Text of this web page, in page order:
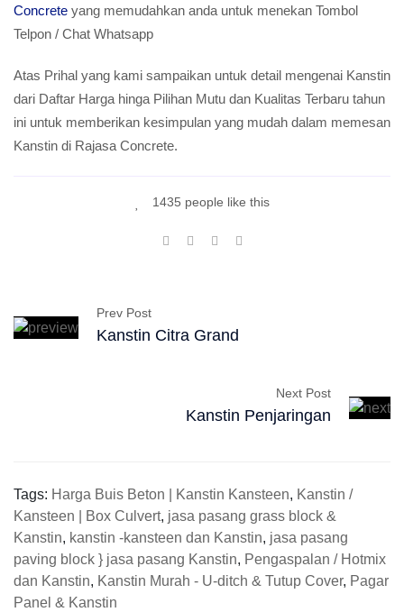
Concrete yang memudahkan anda untuk menekan Tombol
Telpon / Chat Whatsapp
Atas Prihal yang kami sampaikan untuk detail mengenai Kanstin
dari Daftar Harga hinga Pilihan Mutu dan Kualitas Terbaru tahun
ini untuk memberikan kesimpulan yang mudah dalam memesan
Kanstin di Rajasa Concrete.
1435 people like this
Prev Post
Kanstin Citra Grand
Next Post
Kanstin Penjaringan
Tags: Harga Buis Beton | Kanstin Kansteen, Kanstin /
Kansteen | Box Culvert, jasa pasang grass block &
Kanstin, kanstin -kansteen dan Kanstin, jasa pasang
paving block } jasa pasang Kanstin, Pengaspalan / Hotmix
dan Kanstin, Kanstin Murah - U-ditch & Tutup Cover, Pagar
Panel & Kanstin